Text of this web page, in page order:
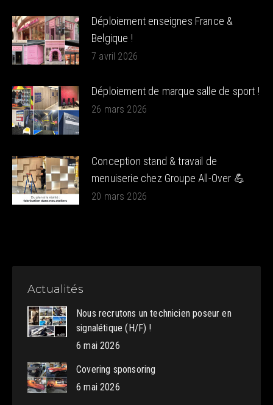
Déploiement enseignes France &
Belgique !
7 avril 2026
Déploiement de marque salle de sport !
26 mars 2026
Conception stand & travail de
menuiserie chez Groupe All-Over 💪
20 mars 2026
Actualités
Nous recrutons un technicien poseur en
signalétique (H/F) !
6 mai 2026
Covering sponsoring
6 mai 2026